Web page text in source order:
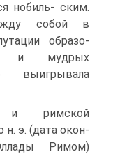
нобиль- ским.
собой в
образо­
и мудрых
выигрывала
и римской
н. э. (дата окон­
Римом)